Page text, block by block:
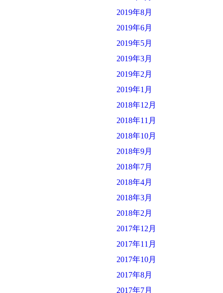
2019年8月
2019年6月
2019年5月
2019年3月
2019年2月
2019年1月
2018年12月
2018年11月
2018年10月
2018年9月
2018年7月
2018年4月
2018年3月
2018年2月
2017年12月
2017年11月
2017年10月
2017年8月
2017年7月